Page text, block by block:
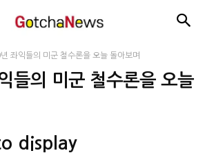
좌익들의 미군 철수론을 오늘 돌아보며
들의 미군 철수론을 오늘
display